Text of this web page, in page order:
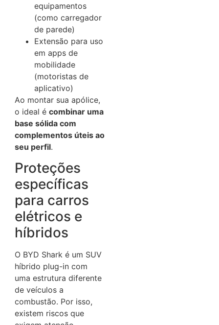
equipamentos
(como carregador
de parede)
Extensão para uso
em apps de
mobilidade
(motoristas de
aplicativo)
Ao montar sua apólice,
o ideal é combinar uma
base sólida com
complementos úteis ao
seu perfil.
Proteções
específicas
para carros
elétricos e
híbridos
O BYD Shark é um SUV
híbrido plug-in com
uma estrutura diferente
de veículos a
combustão. Por isso,
existem riscos que